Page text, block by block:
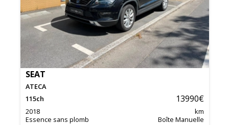
SEAT
ATECA
115ch 13990€
2018
km
Essence sans plomb
Boîte Manuelle